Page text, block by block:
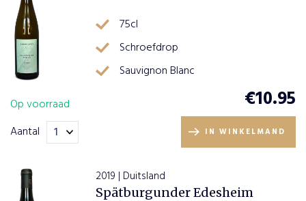
75cl
Schroefdrop
Sauvignon Blanc
Op voorraad
€10.95
Aantal IN WINKELMAND
2019 | Duitsland
Spätburgunder Edesheim